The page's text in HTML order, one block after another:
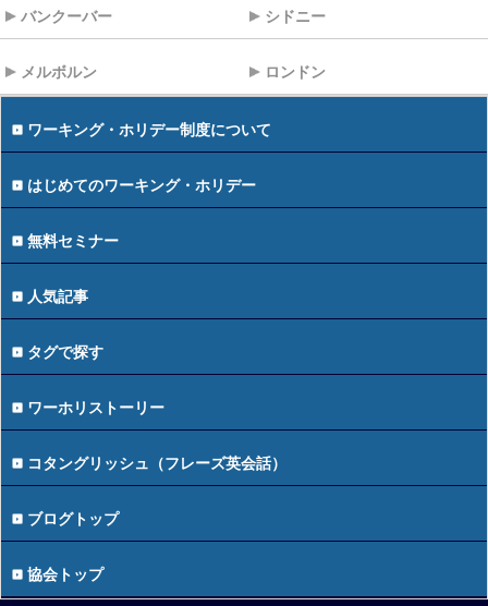
バンクーバー シドニー
メルボルン ロンドン
ワーキング・ホリデー制度について
はじめてのワーキング・ホリデー
無料セミナー
人気記事
タグで探す
ワーホリストーリー
コタングリッシュ（フレーズ英会話）
ブログトップ
協会トップ